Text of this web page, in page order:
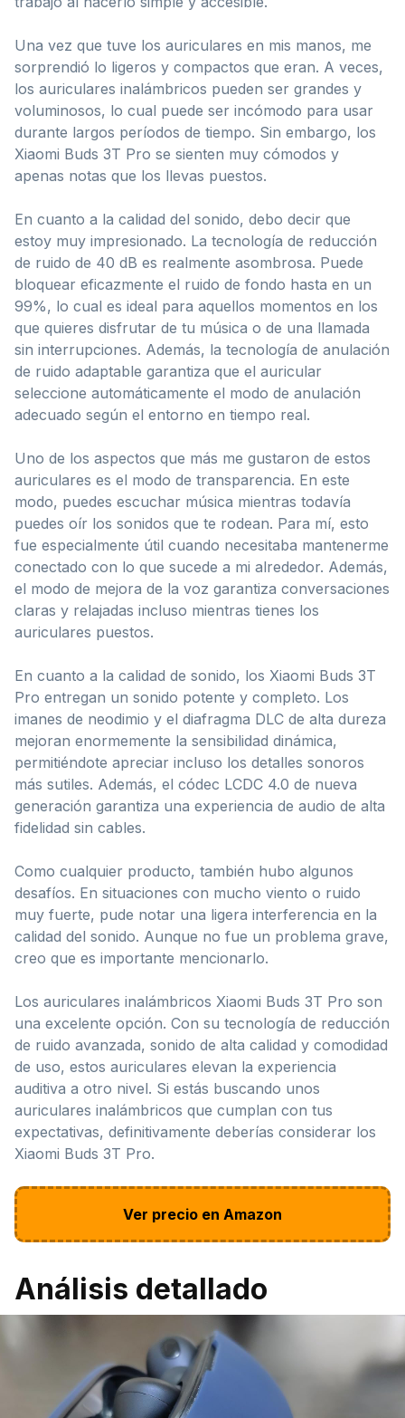
Una vez que tuve los auriculares en mis manos, me
sorprendió lo ligeros y compactos que eran. A veces,
los auriculares inalámbricos pueden ser grandes y
voluminosos, lo cual puede ser incómodo para usar
durante largos períodos de tiempo. Sin embargo, los
Xiaomi Buds 3T Pro se sienten muy cómodos y
apenas notas que los llevas puestos.
En cuanto a la calidad del sonido, debo decir que
estoy muy impresionado. La tecnología de reducción
de ruido de 40 dB es realmente asombrosa. Puede
bloquear eficazmente el ruido de fondo hasta en un
99%, lo cual es ideal para aquellos momentos en los
que quieres disfrutar de tu música o de una llamada
sin interrupciones. Además, la tecnología de anulación
de ruido adaptable garantiza que el auricular
seleccione automáticamente el modo de anulación
adecuado según el entorno en tiempo real.
Uno de los aspectos que más me gustaron de estos
auriculares es el modo de transparencia. En este
modo, puedes escuchar música mientras todavía
puedes oír los sonidos que te rodean. Para mí, esto
fue especialmente útil cuando necesitaba mantenerme
conectado con lo que sucede a mi alrededor. Además,
el modo de mejora de la voz garantiza conversaciones
claras y relajadas incluso mientras tienes los
auriculares puestos.
En cuanto a la calidad de sonido, los Xiaomi Buds 3T
Pro entregan un sonido potente y completo. Los
imanes de neodimio y el diafragma DLC de alta dureza
mejoran enormemente la sensibilidad dinámica,
permitiéndote apreciar incluso los detalles sonoros
más sutiles. Además, el códec LCDC 4.0 de nueva
generación garantiza una experiencia de audio de alta
fidelidad sin cables.
Como cualquier producto, también hubo algunos
desafíos. En situaciones con mucho viento o ruido
muy fuerte, pude notar una ligera interferencia en la
calidad del sonido. Aunque no fue un problema grave,
creo que es importante mencionarlo.
Los auriculares inalámbricos Xiaomi Buds 3T Pro son
una excelente opción. Con su tecnología de reducción
de ruido avanzada, sonido de alta calidad y comodidad
de uso, estos auriculares elevan la experiencia
auditiva a otro nivel. Si estás buscando unos
auriculares inalámbricos que cumplan con tus
expectativas, definitivamente deberías considerar los
Xiaomi Buds 3T Pro.
Ver precio en Amazon
Análisis detallado